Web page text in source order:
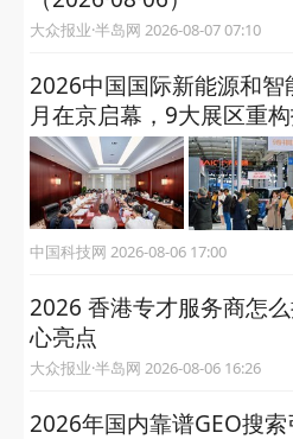
大众报业·半岛网 2026-08-07 07:10
2026中国国际新能源和
月在京启幕，9大展区重
中国科技网 2026-08-06 17:00
2026 香港专才服务商怎
心亮点
大众报业·半岛网 2026-08-06 16:26
2026年国内靠谱GEO搜